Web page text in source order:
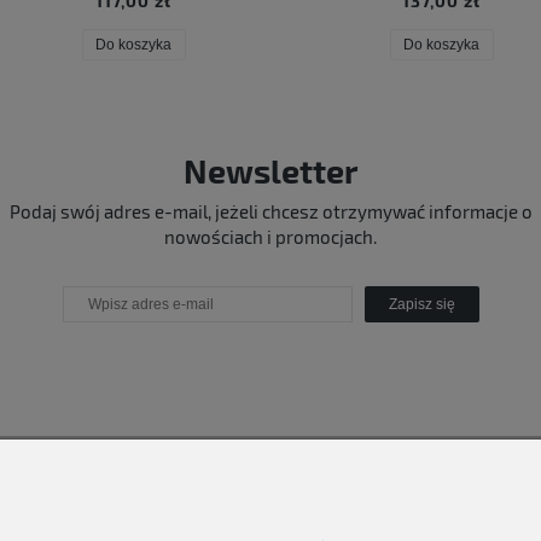
Do koszyka Do koszyka
Newsletter
Podaj swój adres e-mail, jeżeli chcesz otrzymywać informacje o
nowościach i promocjach.
Zapisz się